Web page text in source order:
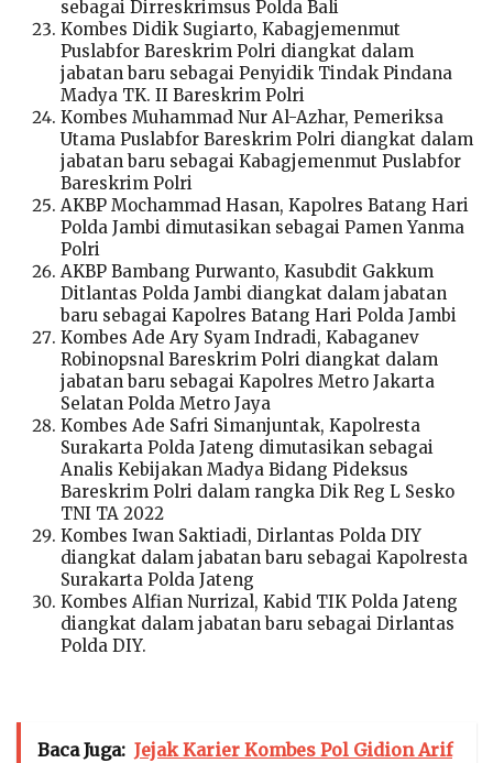
sebagai Dirreskrimsus Polda Bali
Kombes Didik Sugiarto, Kabagjemenmut
Puslabfor Bareskrim Polri diangkat dalam
jabatan baru sebagai Penyidik Tindak Pindana
Madya TK. II Bareskrim Polri
Kombes Muhammad Nur Al-Azhar, Pemeriksa
Utama Puslabfor Bareskrim Polri diangkat dalam
jabatan baru sebagai Kabagjemenmut Puslabfor
Bareskrim Polri
AKBP Mochammad Hasan, Kapolres Batang Hari
Polda Jambi dimutasikan sebagai Pamen Yanma
Polri
AKBP Bambang Purwanto, Kasubdit Gakkum
Ditlantas Polda Jambi diangkat dalam jabatan
baru sebagai Kapolres Batang Hari Polda Jambi
Kombes Ade Ary Syam Indradi, Kabaganev
Robinopsnal Bareskrim Polri diangkat dalam
jabatan baru sebagai Kapolres Metro Jakarta
Selatan Polda Metro Jaya
Kombes Ade Safri Simanjuntak, Kapolresta
Surakarta Polda Jateng dimutasikan sebagai
Analis Kebijakan Madya Bidang Pideksus
Bareskrim Polri dalam rangka Dik Reg L Sesko
TNI TA 2022
Kombes Iwan Saktiadi, Dirlantas Polda DIY
diangkat dalam jabatan baru sebagai Kapolresta
Surakarta Polda Jateng
Kombes Alfian Nurrizal, Kabid TIK Polda Jateng
diangkat dalam jabatan baru sebagai Dirlantas
Polda DIY.
Baca Juga: Jejak Karier Kombes Pol Gidion Arif